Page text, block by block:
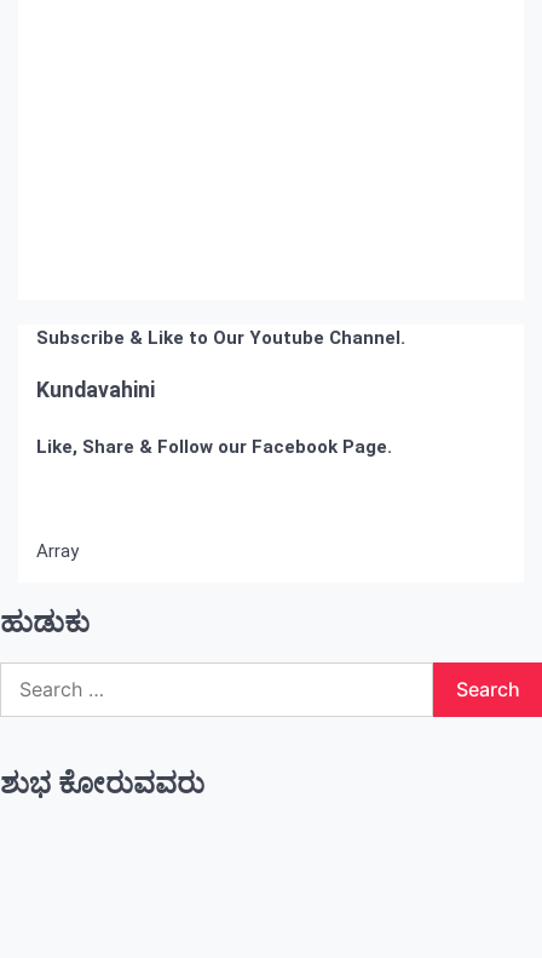
Subscribe & Like to Our Youtube Channel.
Kundavahini
Like, Share & Follow our Facebook Page.
Array
ಹುಡುಕು
for:
ಶುಭ ಕೋರುವವರು